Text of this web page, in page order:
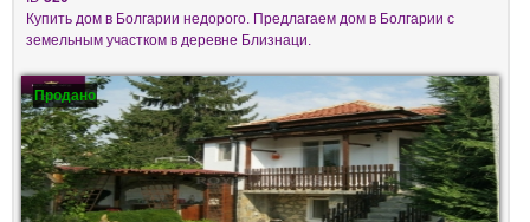
Купить дом в Болгарии недорого. Предлагаем дом в Болгарии с
земельным участком в деревне Близнаци.
Продано